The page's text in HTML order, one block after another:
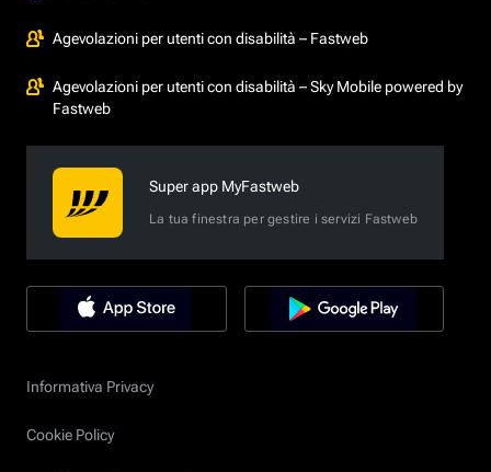
Agevolazioni per utenti con disabilità – Fastweb
Agevolazioni per utenti con disabilità – Sky Mobile powered by
Fastweb
Super app MyFastweb
La tua finestra per gestire i servizi Fastweb
Informativa Privacy
Cookie Policy